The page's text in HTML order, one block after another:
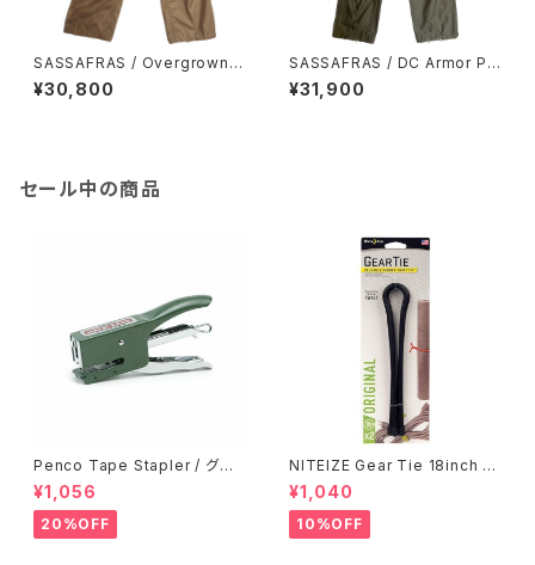
SASSAFRAS / Overgrown H
icker Pants
¥30,800
SASSAFRAS / DC Armor Pa
nts
¥31,900
セール中の商品
Penco Tape Stapler / グリ
ーン
¥1,056
20%OFF
NITEIZE Gear Tie 18inch /
ブラック
¥1,040
10%OFF